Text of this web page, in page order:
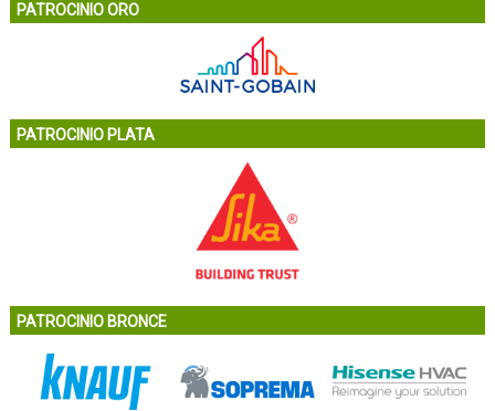
PATROCINIO ORO
PATROCINIO PLATA
PATROCINIO BRONCE